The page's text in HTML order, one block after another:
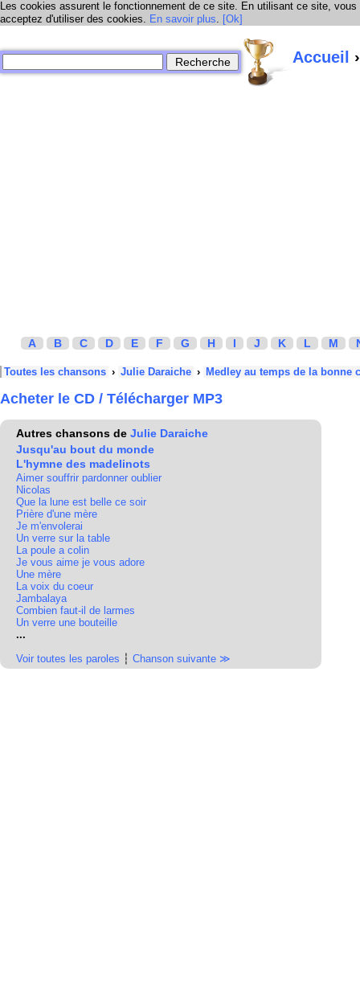
Les cookies assurent le fonctionnement de ce site. En utilisant ce site, vous
acceptez d'utiliser des cookies. En savoir plus. [Ok]
Accueil
A B C D E F G H I J K L M
Toutes les chansons › Julie Daraiche › Medley au temps de la bonne
Acheter le CD / Télécharger MP3
Autres chansons de Julie Daraiche
Jusqu'au bout du monde
L'hymne des madelinots
Aimer souffrir pardonner oublier
Nicolas
Que la lune est belle ce soir
Prière d'une mère
Je m'envolerai
Un verre sur la table
La poule a colin
Je vous aime je vous adore
Une mère
La voix du coeur
Jambalaya
Combien faut-il de larmes
Un verre une bouteille
...
Voir toutes les paroles ┆ Chanson suivante ≫